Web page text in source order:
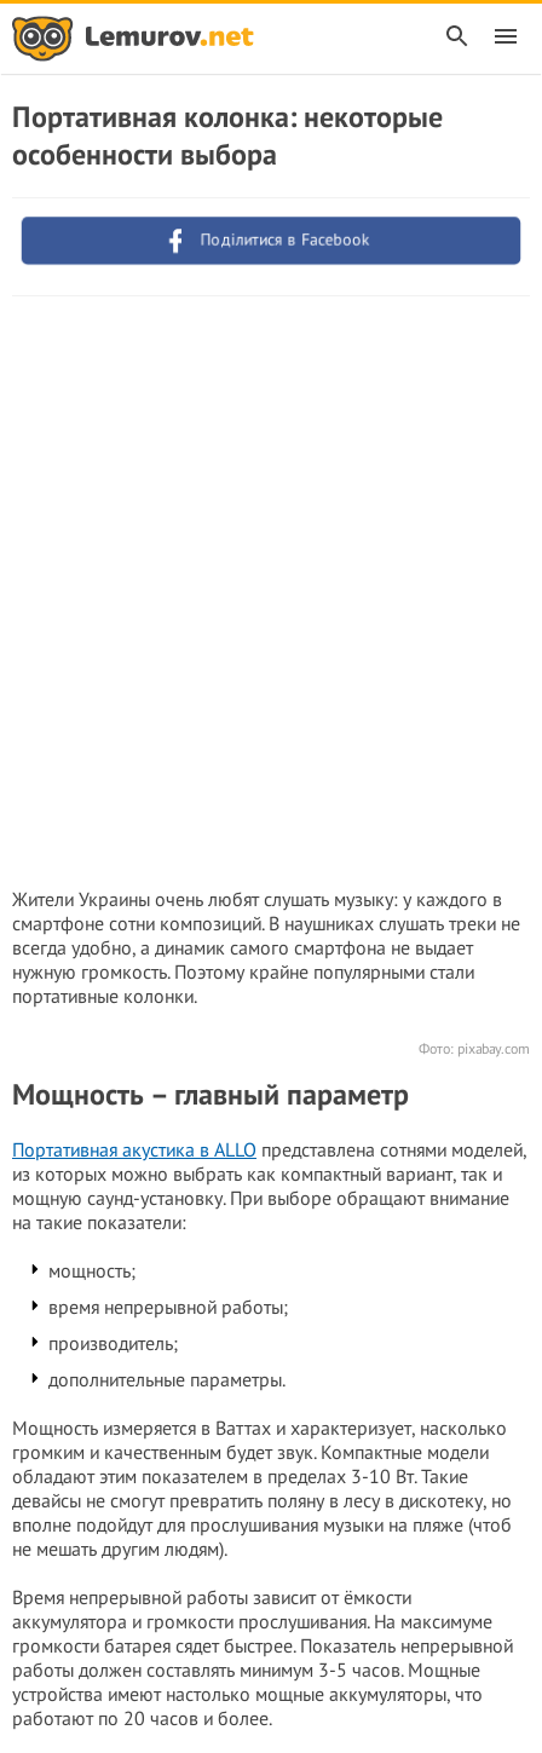
Портативная колонка: некоторые
особенности выбора
Поділитися в Facebook
Жители Украины очень любят слушать музыку: у каждого в
смартфоне сотни композиций. В наушниках слушать треки не
всегда удобно, а динамик самого смартфона не выдает
нужную громкость. Поэтому крайне популярными стали
портативные колонки.
Фото: pixabay.com
Мощность – главный параметр
Портативная акустика в ALLO представлена сотнями моделей,
из которых можно выбрать как компактный вариант, так и
мощную саунд-установку. При выборе обращают внимание
на такие показатели:
мощность;
время непрерывной работы;
производитель;
дополнительные параметры.
Мощность измеряется в Ваттах и характеризует, насколько
громким и качественным будет звук. Компактные модели
обладают этим показателем в пределах 3-10 Вт. Такие
девайсы не смогут превратить поляну в лесу в дискотеку, но
вполне подойдут для прослушивания музыки на пляже (чтоб
не мешать другим людям).
Время непрерывной работы зависит от ёмкости
аккумулятора и громкости прослушивания. На максимуме
громкости батарея сядет быстрее. Показатель непрерывной
работы должен составлять минимум 3-5 часов. Мощные
устройства имеют настолько мощные аккумуляторы, что
работают по 20 часов и более.